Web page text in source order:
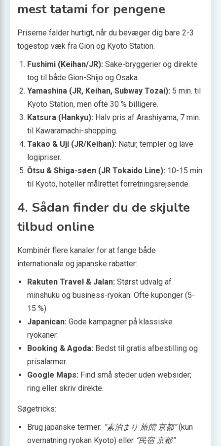
mest tatami for pengene
Priserne falder hurtigt, når du bevæger dig bare 2-3
togestop væk fra Gion og Kyoto Station.
Fushimi (Keihan/JR): Sake-bryggerier og direkte
tog til både Gion-Shijo og Osaka.
Yamashina (JR, Keihan, Subway Tozai): 5 min. til
Kyoto Station, men ofte 30 % billigere.
Katsura (Hankyu): Halv pris af Arashiyama, 7 min.
til Kawaramachi-shopping.
Takao & Uji (JR/Keihan): Natur, templer og lave
logipriser.
Ōtsu & Shiga-søen (JR Tokaido Line): 10-15 min.
til Kyoto, hoteller målrettet forretningsrejsende.
4. Sådan finder du de skjulte
tilbud online
Kombinér flere kanaler for at fange både
internationale og japanske rabatter:
Rakuten Travel & Jalan: Størst udvalg af
minshuku og business-ryokan. Ofte kuponger (5-
15 %).
Japanican: Gode kampagner på klassiske
ryokaner.
Booking & Agoda: Bedst til gratis afbestilling og
prisalarmer.
Google Maps: Find små steder uden websider;
ring eller skriv direkte.
Søgetricks:
Brug japanske termer: “素泊まり 旅館 京都”(kun
overnatning ryokan Kyoto) eller “民宿 京都”.